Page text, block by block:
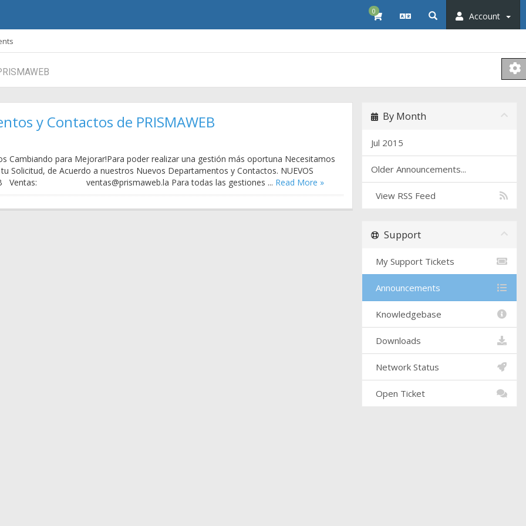
0 Account
By Month
Jul 2015
Older Announcements...
View RSS Feed
y Contactos de PRISMAWEB
Cambiando para Mejorar!Para poder realizar una gestión más oportuna Necesitamos
Solicitud, de Acuerdo a nuestros Nuevos Departamentos y Contactos. NUEVOS
Ventas: ventas@prismaweb.la Para todas las gestiones ... Read More »
Support
My Support Tickets
Announcements
Knowledgebase
Downloads
Network Status
Open Ticket